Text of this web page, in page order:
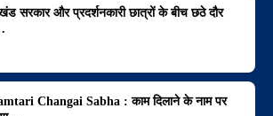
सरकार और प्रदर्शनकारी छात्रों के बीच छठे दौर
Changai Sabha : काम दिलाने के नाम पर